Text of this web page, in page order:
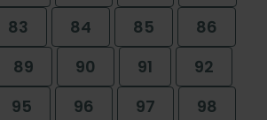
83 84 85
86
89 90 91
92
95 96 97
98